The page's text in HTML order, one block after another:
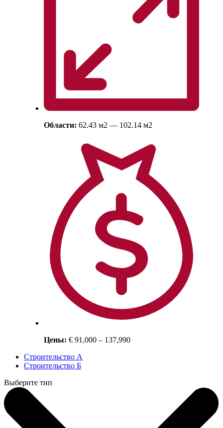
Области: 62.43 м2 — 102.14 м2
Цены: € 91,000 – 137,990
Строительство А
Строительство Б
Выберите тип